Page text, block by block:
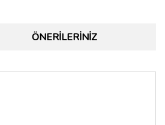
ÖNERILERINIZ